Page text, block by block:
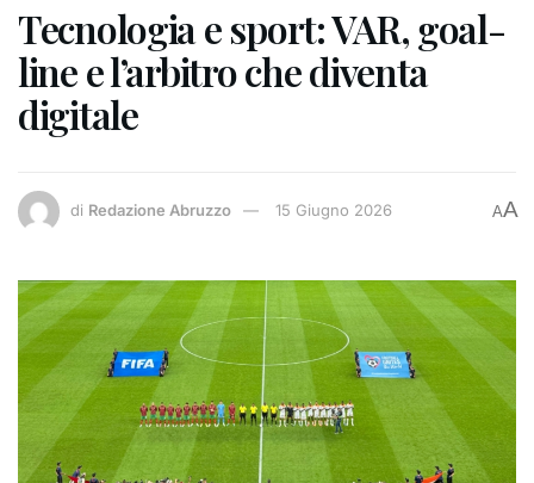
Tecnologia e sport: VAR, goal-
line e l’arbitro che diventa
digitale
di Redazione Abruzzo 15 Giugno 2026 AA